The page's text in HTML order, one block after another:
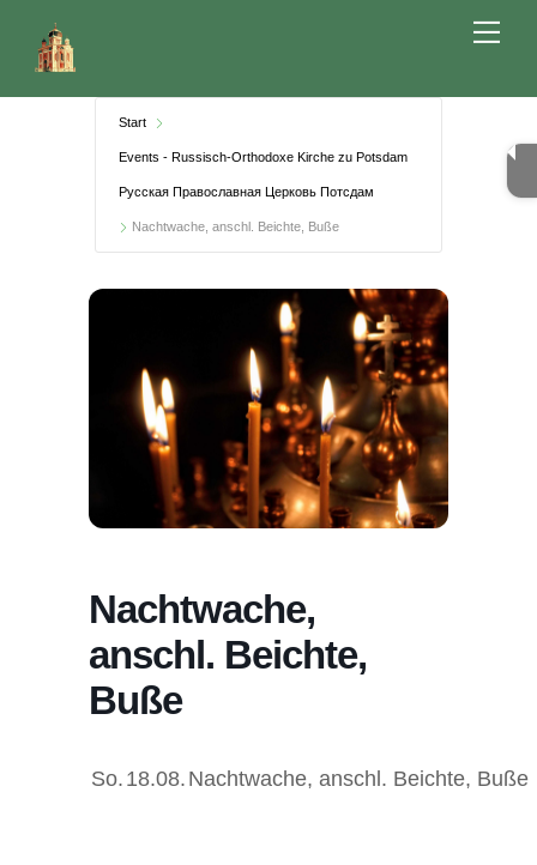
Start
Events - Russisch-Orthodoxe Kirche zu Potsdam
Русская Православная Церковь Потсдам
Nachtwache, anschl. Beichte, Buße
Nachtwache,
anschl. Beichte,
Buße
So. 18.08. Nachtwache, anschl. Beichte, Buße